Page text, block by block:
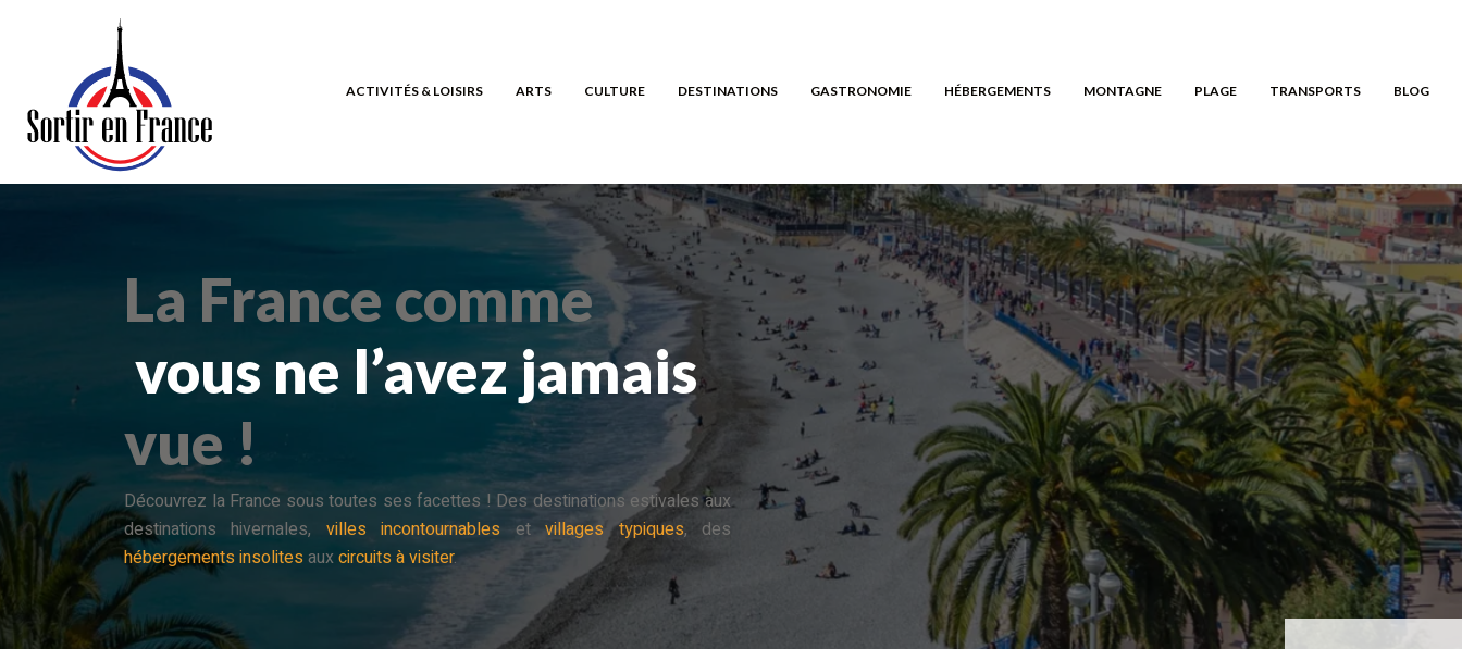
ACTIVITÉS & LOISIRS ARTS CULTURE DESTINATIONS GASTRONOMIE HÉBERGEMENTS MONTAGNE PLAGE TRANSPORTS BLOG
La France comme
vous ne l’avez jamais
vue !
Découvrez la France sous toutes ses facettes ! Des destinations estivales aux
destinations hivernales, villes incontournables etvillages typiques, des
hébergements insolites auxcircuits à visiter.